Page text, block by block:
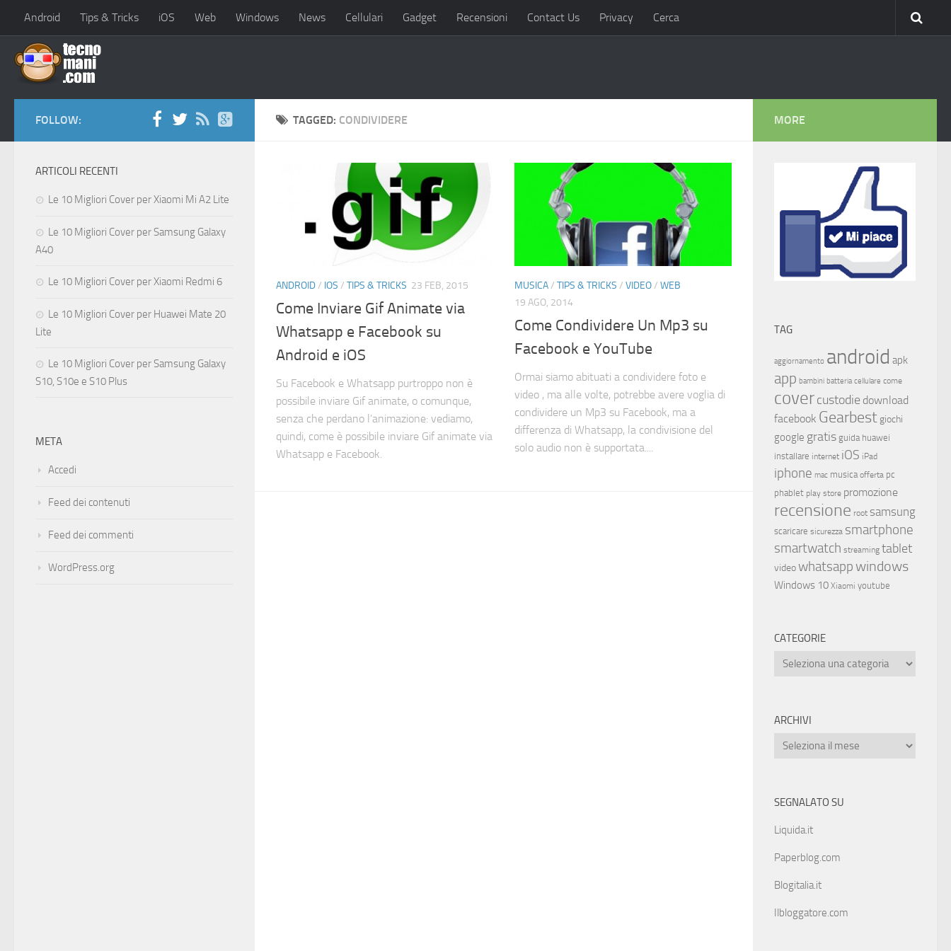
Android Tips & Tricks iOS Web Windows News Cellulari Gadget Recensioni Contact Us Privacy Cerca
TAGGED: CONDIVIDERE
ANDROID/ IOS / TIPS & TRICKS 23 FEB, 2015
Come Inviare Gif Animate via
Whatsapp e Facebook su
Android e iOS
Su Facebook e Whatsapp purtroppo non è
possibile inviare Gif animate, o comunque,
senza che perdano l’animazione: vediamo,
quindi, come è possibile inviare Gif animate via
Whatsapp e Facebook.
MUSICA/ TIPS & TRICKS / VIDEO/ WEB
19 AGO, 2014
Come Condividere Un Mp3 su
Facebook e YouTube
Ormai siamo abituati a condividere foto e
video , ma alle volte, potrebbe avere voglia di
condividere un Mp3 su Facebook, ma a
differenza di Whatsapp, la condivisione del
solo audio non è supportata....
FOLLOW:
ARTICOLI RECENTI
Le 10 Migliori Cover per Xiaomi Mi A2 Lite
Le 10 Migliori Cover per Samsung Galaxy
A40
Le 10 Migliori Cover per Xiaomi Redmi 6
Le 10 Migliori Cover per Huawei Mate 20
Lite
Le 10 Migliori Cover per Samsung Galaxy
S10, S10e e S10 Plus
META
Accedi
Feed dei contenuti
Feed dei commenti
WordPress.org
MORE
TAG
aggiornamento android apk
app bambini batteria cellulare come
covercustodie download
facebook Gearbest giochi
google gratis guida huawei
installare internet iOS iPad
iphone mac musica offerta pc
phablet play store promozione
recensione root samsung
scaricare sicurezza smartphone
smartwatch streaming tablet
videowhatsappwindows
Windows 10 Xiaomi youtube
CATEGORIE
ARCHIVI
SEGNALATO SU
Liquida.it
Paperblog.com
Blogitalia.it
Ilbloggatore.com